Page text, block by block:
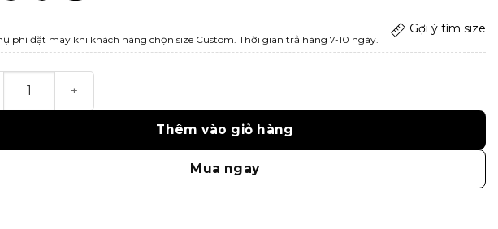
phí đặt may khi khách hàng chọn size Custom. Thời gian trả hàng 7-10 ngày.
Gợi ý tìm size
Thêm vào giỏ hàng
Mua ngay